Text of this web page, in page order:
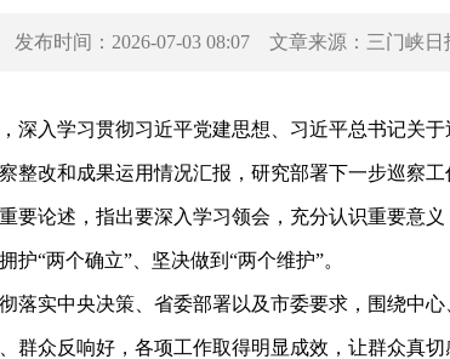
发布时间： 2026-07-03 08:07 文章来源： 三门峡日
入学习贯彻习近平党建思想、习近平总书记关于
整改和成果运用情况汇报，研究部署下一步巡察工
论述，指出要深入学习领会，充分认识重要意义
“两个确立”、坚决做到“两个维护”。
实中央决策、省委部署以及市委要求，围绕中心
群众反响好，各项工作取得明显成效，让群众真切